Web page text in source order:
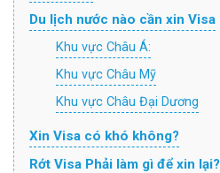
Du lịch nước nào cần xin Visa
Khu vực Châu Á:
Khu vực Châu Mỹ
Khu vực Châu Đại Dương
Xin Visa có khó không?
Rớt Visa Phải làm gì để xin lại?